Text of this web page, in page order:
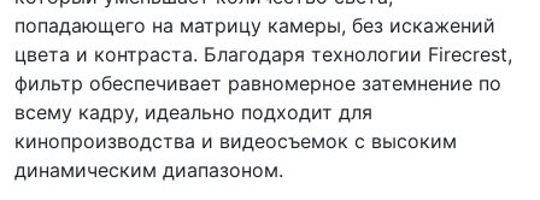
попадающего на матрицу камеры, без искажений
цвета и контраста. Благодаря технологии Firecrest,
фильтр обеспечивает равномерное затемнение по
всему кадру, идеально подходит для
кинопроизводства и видеосъемок с высоким
динамическим диапазоном.